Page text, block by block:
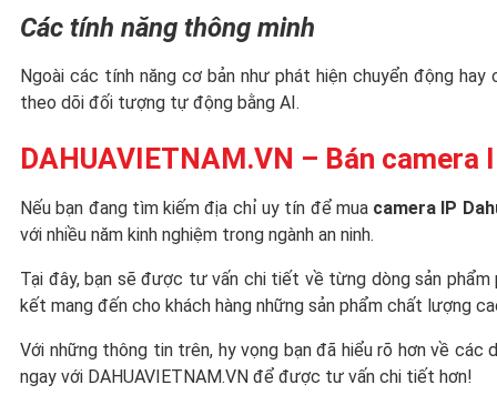
Các tính năng thông minh
Ngoài các tính năng cơ bản như phát hiện chuyển động hay
theo dõi đối tượng tự động bằng AI.
DAHUAVIETNAM.VN – Bán camera
Nếu bạn đang tìm kiếm địa chỉ uy tín để mua camera IP
với nhiều năm kinh nghiệm trong ngành an ninh.
Tại đây, bạn sẽ được tư vấn chi tiết về từng dòng sản phẩm
kết mang đến cho khách hàng những sản phẩm chất lượng
Với những thông tin trên, hy vọng bạn đã hiểu rõ hơn về các
ngay với DAHUAVIETNAM.VN để được tư vấn chi tiết hơn!